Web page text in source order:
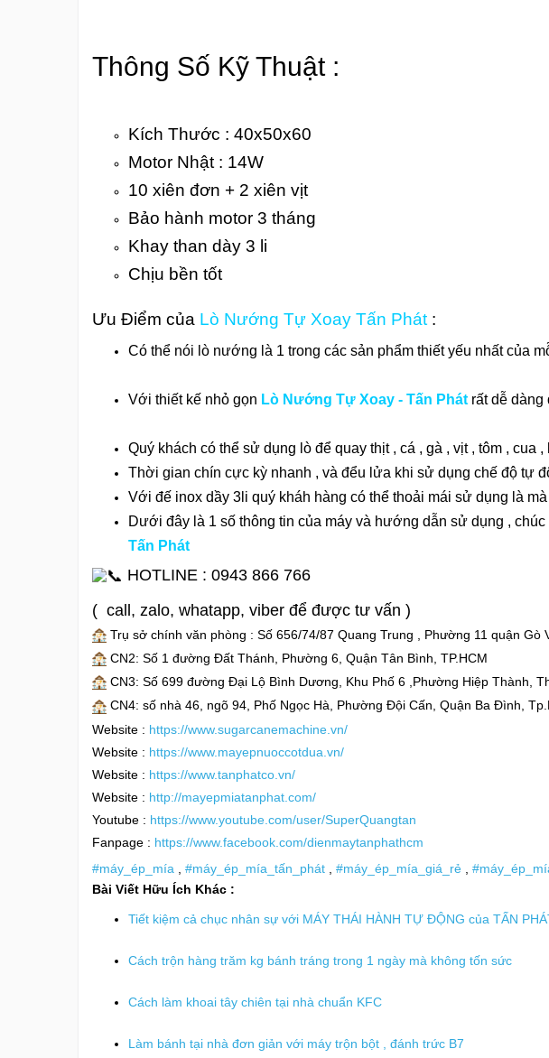
Thông Số Kỹ Thuật :
Kích Thước : 40x50x60
Motor Nhật : 14W
10 xiên đơn + 2 xiên vịt
Bảo hành motor 3 tháng
Khay than dày 3 li
Chịu bền tốt
Ưu Điểm của Lò Nướng Tự Xoay Tấn Phát :
Có thể nói lò nướng là 1 trong các sản phẩm thiết yếu nhất của
Với thiết kế nhỏ gọn Lò Nướng Tự Xoay - Tấn Phát rất dễ
Quý khách có thể sử dụng lò để quay thịt , cá , gà , vịt , tôm , cua ,
Thời gian chín cực kỳ nhanh , và đểu lửa khi sử dụng chế độ tự
Với đế inox dầy 3li quý kháh hàng có thể thoải mái sử dụng là
Dưới đây là 1 số thông tin của máy và hướng dẫn sử dụng ,
Tấn Phát
HOTLINE : 0943 866 766
( call, zalo, whatapp, viber để được tư vấn )
Trụ sở chính văn phòng : Số 656/74/87 Quang Trung , Phường 11 quận Gò
CN2: Số 1 đường Đất Thánh, Phường 6, Quận Tân Bình, TP.HCM
CN3: Số 699 đường Đại Lộ Bình Dương, Khu Phố 6 ,Phường Hiệp Thành,
CN4: số nhà 46, ngõ 94, Phố Ngọc Hà, Phường Đội Cấn, Quận Ba Đình,
Website : https://www.sugarcanemachine.vn/
Website : https://www.mayepnuoccotdua.vn/
Website : https://www.tanphatco.vn/
Website : http://mayepmiatanphat.com/
Youtube : https://www.youtube.com/user/SuperQuangtan
Fanpage : https://www.facebook.com/dienmaytanphathcm
#máy_ép_mía
#máy_ép_mía_tấn_phát #máy_ép_mía_giá_rẻ
Bài Viết Hữu Ích Khác :
Tiết kiệm cả chục nhân sự với MÁY THÁI HÀNH TỰ ĐỘNG của TẤN
Cách trộn hàng trăm kg bánh tráng trong 1 ngày mà không tốn sức
Cách làm khoai tây chiên tại nhà chuẩn KFC
Làm bánh tại nhà đơn giản với máy trộn bột , đánh trức B7